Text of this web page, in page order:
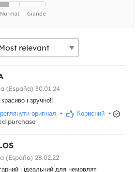
(España) 30.01.24
і зручно!!
оригінал • Корисний •
purchase
(España) 28.02.22
і ідеальний для немовлят